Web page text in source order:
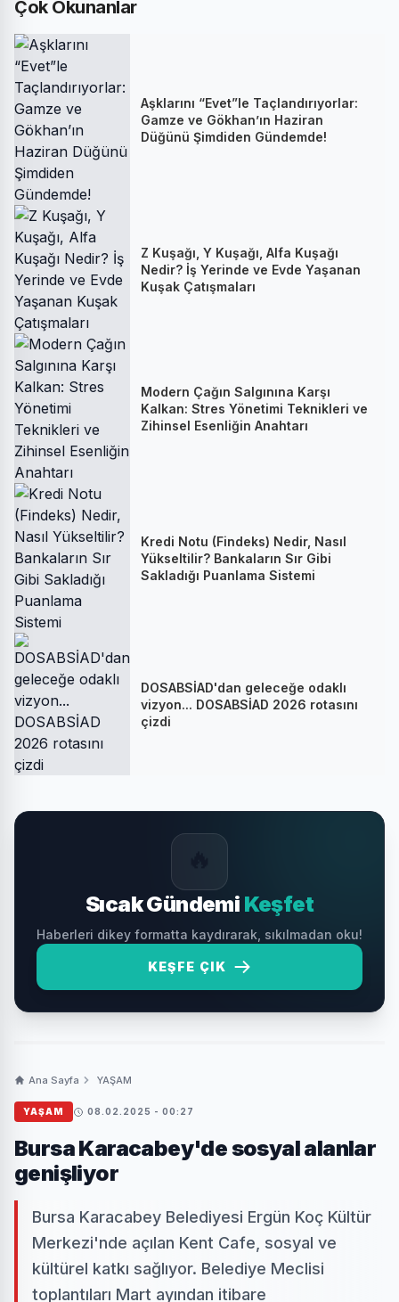
Çok Okunanlar
Aşklarını “Evet”le Taçlandırıyorlar:
Gamze ve Gökhan’ın Haziran
Düğünü Şimdiden Gündemde!
Z Kuşağı, Y Kuşağı, Alfa Kuşağı
Nedir? İş Yerinde ve Evde Yaşanan
Kuşak Çatışmaları
Modern Çağın Salgınına Karşı
Kalkan: Stres Yönetimi Teknikleri ve
Zihinsel Esenliğin Anahtarı
Kredi Notu (Findeks) Nedir, Nasıl
Yükseltilir? Bankaların Sır Gibi
Sakladığı Puanlama Sistemi
DOSABSİAD'dan geleceğe odaklı
vizyon... DOSABSİAD 2026 rotasını
çizdi
Sıcak Gündemi Keşfet
Haberleri dikey formatta kaydırarak, sıkılmadan oku!
KEŞFE ÇIK
Ana Sayfa YAŞAM
YAŞAM 08.02.2025 - 00:27
Bursa Karacabey'de sosyal alanlar
genişliyor
Bursa Karacabey Belediyesi Ergün Koç Kültür
Merkezi'nde açılan Kent Cafe, sosyal ve
kültürel katkı sağlıyor. Belediye Meclisi
toplantıları Mart ayından itibare